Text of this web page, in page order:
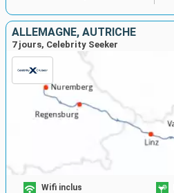
ALLEMAGNE, AUTRICHE
7 jours, Celebrity Seeker
Wifi inclus